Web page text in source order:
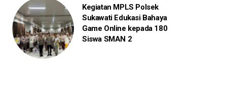
Kegiatan MPLS Polsek
Sukawati Edukasi Bahaya
Game Online kepada 180
Siswa SMAN 2